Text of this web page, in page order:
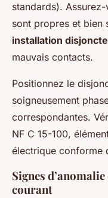
standards).
sont propres et bien
installation
mauvais contacts.
Positionnez le
soigneusement
correspondantes.
NF C 15-100,
électrique conforme
Signes
courant